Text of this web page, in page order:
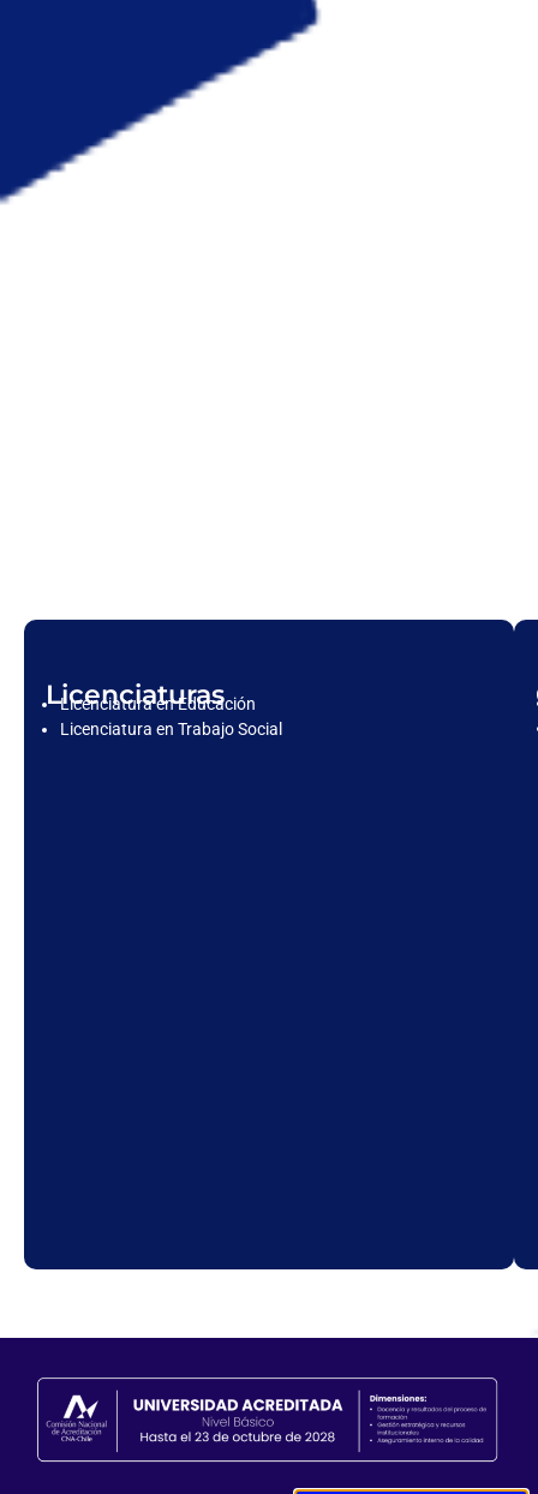
Licenciaturas
Licenciatura en Educación
Licenciatura en Trabajo Social